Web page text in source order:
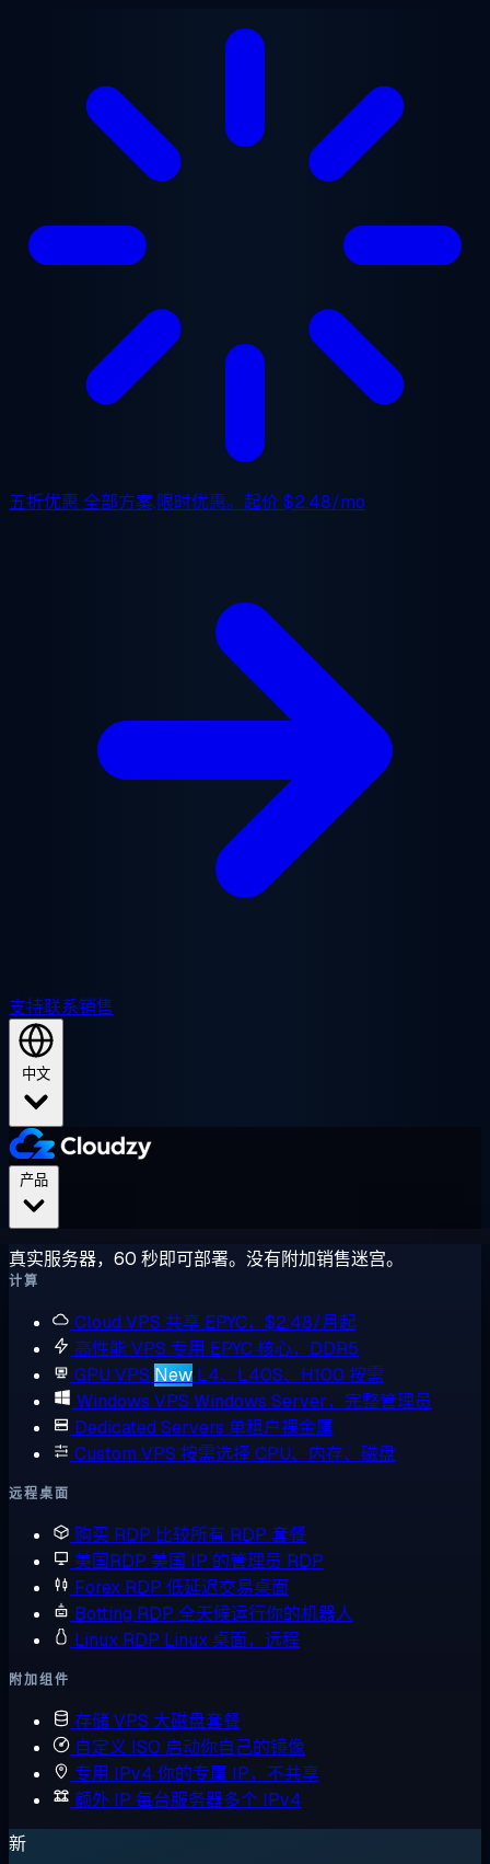
五折优惠 全部方案,限时优惠。起价$2.48/mo
支持联系销售
中文
真实服务器，60 秒即可部署。没有附加销售迷宫。
计算
Cloud VPS 共享 EPYC，$2.48/月起
高性能 VPS 专用 EPYC 核心，DDR5
GPU VPS New L4、L40S、H100 按需
Windows VPS Windows Server，完整管理员
Dedicated Servers 单租户裸金属
Custom VPS 按需选择 CPU、内存、磁盘
远程桌面
购买 RDP 比较所有 RDP 套餐
美国RDP 美国 IP 的管理员 RDP
Forex RDP 低延迟交易桌面
Botting RDP 全天候运行你的机器人
Linux RDP Linux 桌面，远程
附加组件
存储 VPS 大磁盘套餐
自定义 ISO 启动你自己的镜像
专用 IPv4 你的专属 IP，不共享
额外 IP 每台服务器多个 IPv4
新